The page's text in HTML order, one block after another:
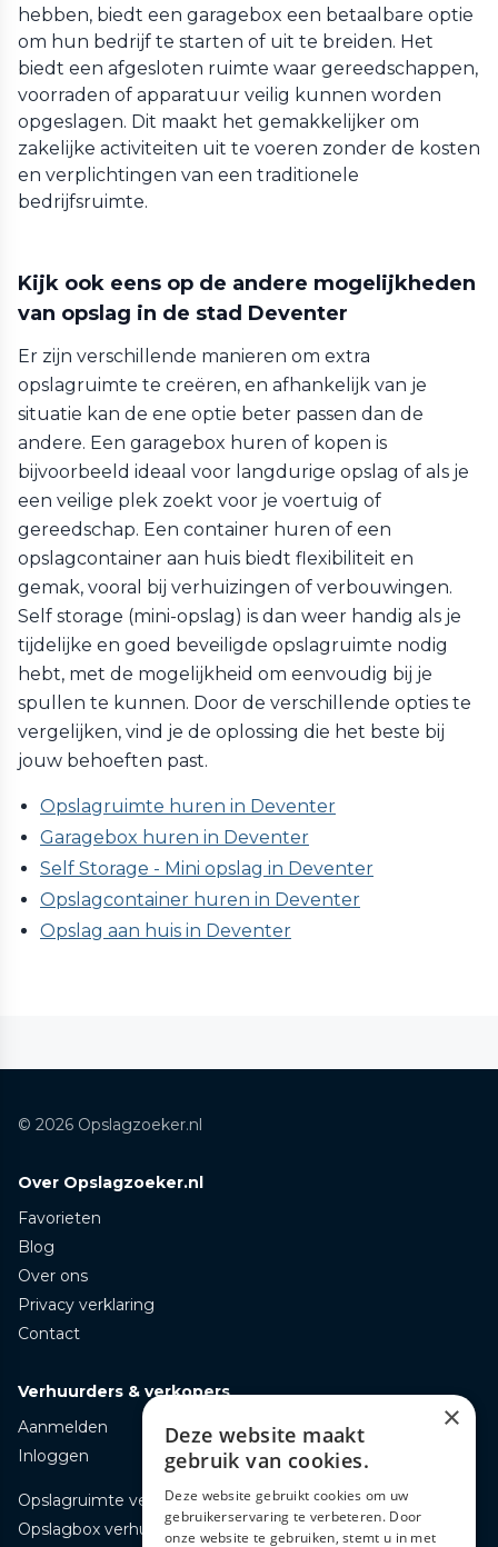
hebben, biedt een garagebox een betaalbare optie
om hun bedrijf te starten of uit te breiden. Het
biedt een afgesloten ruimte waar gereedschappen,
voorraden of apparatuur veilig kunnen worden
opgeslagen. Dit maakt het gemakkelijker om
zakelijke activiteiten uit te voeren zonder de kosten
en verplichtingen van een traditionele
bedrijfsruimte.
Kijk ook eens op de andere mogelijkheden
van opslag in de stad Deventer
Er zijn verschillende manieren om extra
opslagruimte te creëren, en afhankelijk van je
situatie kan de ene optie beter passen dan de
andere. Een garagebox huren of kopen is
bijvoorbeeld ideaal voor langdurige opslag of als je
een veilige plek zoekt voor je voertuig of
gereedschap. Een container huren of een
opslagcontainer aan huis biedt flexibiliteit en
gemak, vooral bij verhuizingen of verbouwingen.
Self storage (mini-opslag) is dan weer handig als je
tijdelijke en goed beveiligde opslagruimte nodig
hebt, met de mogelijkheid om eenvoudig bij je
spullen te kunnen. Door de verschillende opties te
vergelijken, vind je de oplossing die het beste bij
jouw behoeften past.
Opslagruimte huren in Deventer
Garagebox huren in Deventer
Self Storage - Mini opslag in Deventer
Opslagcontainer huren in Deventer
Opslag aan huis in Deventer
© 2026 Opslagzoeker.nl
Over Opslagzoeker.nl
Favorieten
Blog
Over ons
Privacy verklaring
Contact
Verhuurders & verkopers
Aanmelden
Inloggen
Opslagruimte verhuren
Opslagbox verhuren
×
Deze website maakt
gebruik van cookies.
Deze website gebruikt cookies om uw
gebruikerservaring te verbeteren. Door
onze website te gebruiken, stemt u in met